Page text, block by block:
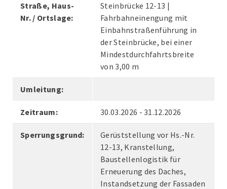
Straße, Haus-
Nr. / Ortslage:
Steinbrücke 12-13 |
Fahrbahneinengung mit
Einbahnstraßenführung in
der Steinbrücke, bei einer
Mindestdurchfahrtsbreite
von 3,00 m
Umleitung:
Zeitraum: 30.03.2026 - 31.12.2026
Sperrungsgrund:
Gerüststellung vor Hs.-Nr.
12-13, Kranstellung,
Baustellenlogistik für
Erneuerung des Daches,
Instandsetzung der Fassaden